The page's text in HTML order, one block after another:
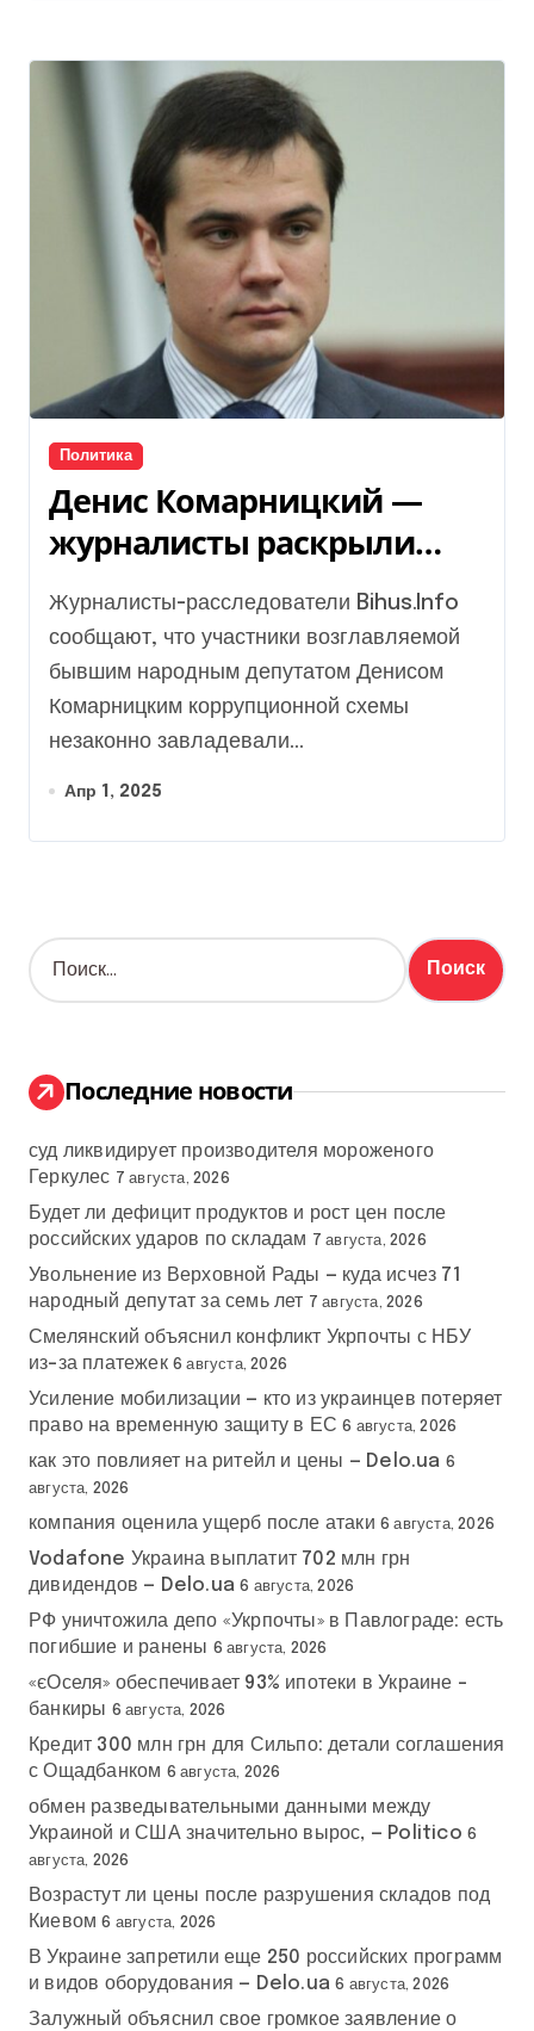
Политика
Денис Комарницкий —
журналисты раскрыли
детали земельной
коррупции в Киеве
Журналисты-расследователи Bihus.Info
сообщают, что участники возглавляемой
бывшим народным депутатом Денисом
Комарницким коррупционной схемы
незаконно завладевали...
Апр 1, 2025
Н
а
:
Последние новости
суд ликвидирует производителя мороженого
Геркулес 7 августа, 2026
Будет ли дефицит продуктов и рост цен после
российских ударов по складам 7 августа, 2026
Увольнение из Верховной Рады — куда исчез 71
народный депутат за семь лет 7 августа, 2026
Смелянский объяснил конфликт Укрпочты с НБУ
из-за платежек 6 августа, 2026
Усиление мобилизации — кто из украинцев потеряет
право на временную защиту в ЕС 6 августа, 2026
как это повлияет на ритейл и цены — Delo.ua 6
августа, 2026
компания оценила ущерб после атаки 6 августа, 2026
Vodafone Украина выплатит 702 млн грн
дивидендов — Delo.ua 6 августа, 2026
РФ уничтожила депо «Укрпочты» в Павлограде: есть
погибшие и ранены 6 августа, 2026
«єОселя» обеспечивает 93% ипотеки в Украине –
банкиры 6 августа, 2026
Кредит 300 млн грн для Сильпо: детали соглашения
с Ощадбанком 6 августа, 2026
обмен разведывательными данными между
Украиной и США значительно вырос, — Politico 6
августа, 2026
Возрастут ли цены после разрушения складов под
Киевом 6 августа, 2026
В Украине запретили еще 250 российских программ
и видов оборудования — Delo.ua 6 августа, 2026
Залужный объяснил свое громкое заявление о